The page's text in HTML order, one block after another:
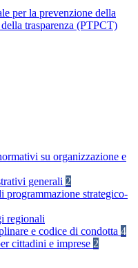
per la prevenzione della
trasparenza (PTPCT)
su organizzazione e
generali 2
programmazione strategico-
regionali
e codice di condotta 4
cittadini e imprese 2